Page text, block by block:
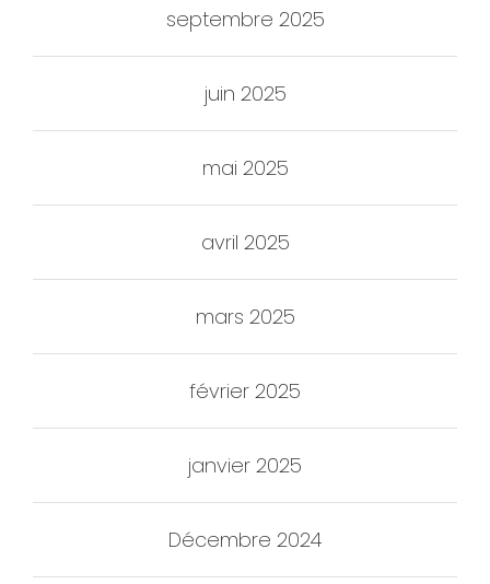
septembre 2025
juin 2025
mai 2025
avril 2025
mars 2025
février 2025
janvier 2025
Décembre 2024